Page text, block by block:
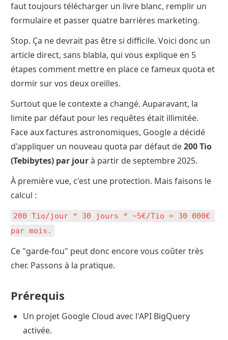
faut toujours télécharger un livre blanc, remplir un
formulaire et passer quatre barrières marketing.
Stop. Ça ne devrait pas être si difficile. Voici donc un
article direct, sans blabla, qui vous explique en 5
étapes comment mettre en place ce fameux quota et
dormir sur vos deux oreilles.
Surtout que le contexte a changé. Auparavant, la
limite par défaut pour les requêtes était illimitée.
Face aux factures astronomiques, Google a décidé
d'appliquer un nouveau quota par défaut de 200 Tio
(Tebibytes) par jour à partir de septembre 2025.
À première vue, c'est une protection. Mais faisons le
calcul :
200 Tio/jour * 30 jours * ~5€/Tio = 30 000€
par mois.
Ce "garde-fou" peut donc encore vous coûter très
cher. Passons à la pratique.
Prérequis
Un projet Google Cloud avec l'API BigQuery
activée.